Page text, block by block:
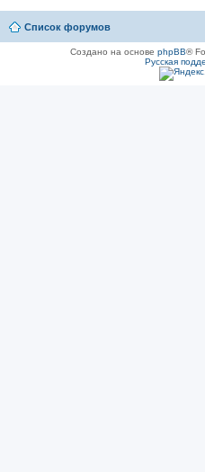
Список форумов
Создано на основе phpBB®
Русская